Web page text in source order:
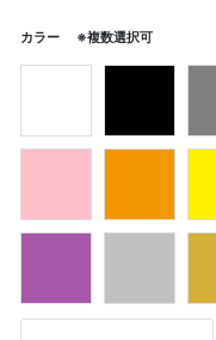
カラー ※複数選択可